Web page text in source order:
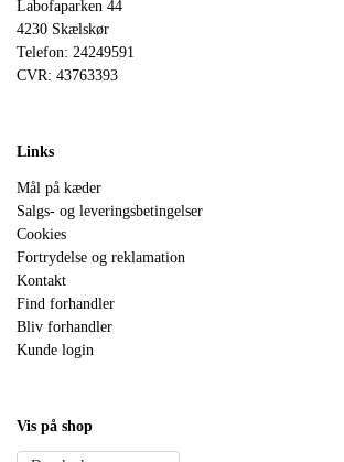
Labofaparken 44
4230 Skælskør
Telefon: 24249591
CVR: 43763393
Links
Mål på kæder
Salgs- og leveringsbetingelser
Cookies
Fortrydelse og reklamation
Kontakt
Find forhandler
Bliv forhandler
Kunde login
Vis på shop